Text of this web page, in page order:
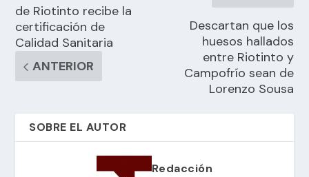
de Riotinto recibe la
certificación de
Calidad Sanitaria
ANTERIOR
Descartan que los
huesos hallados
entre Riotinto y
Campofrío sean de
Lorenzo Sousa
SOBRE EL AUTOR
Redacción